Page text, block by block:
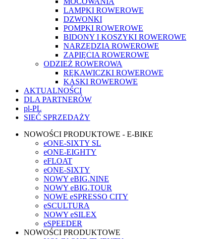
LAMPKI ROWEROWE
DZWONKI
POMPKI ROWEROWE
BIDONY I KOSZYKI ROWEROWE
NARZĘDZIA ROWEROWE
ZAPIĘCIA ROWEROWE
ODZIEŻ ROWEROWA
RĘKAWICZKI ROWEROWE
KASKI ROWEROWE
AKTUALNOŚCI
DLA PARTNERÓW
pl-PL
SIEĆ SPRZEDAŻY
NOWOŚCI PRODUKTOWE - E-BIKE
eONE-SIXTY SL
eONE-EIGHTY
eFLOAT
eONE-SIXTY
NOWY eBIG.NINE
NOWY eBIG.TOUR
NOWE eSPRESSO CITY
eSCULTURA
NOWY eSILEX
eSPEEDER
NOWOŚCI PRODUKTOWE